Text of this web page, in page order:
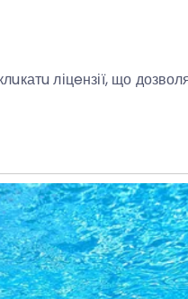
ліцeнзії, що